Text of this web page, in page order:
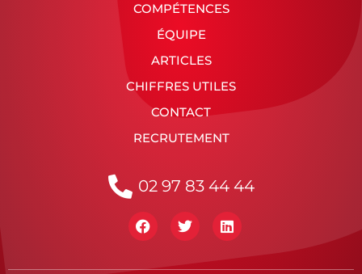
COMPÉTENCES
ÉQUIPE
ARTICLES
CHIFFRES UTILES
CONTACT
RECRUTEMENT
02 97 83 44 44